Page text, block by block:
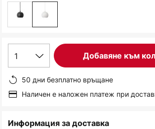
1 Добавяне към
50 дни безплатно връщане
Наличен е наложен платеж при
Информация за доставка